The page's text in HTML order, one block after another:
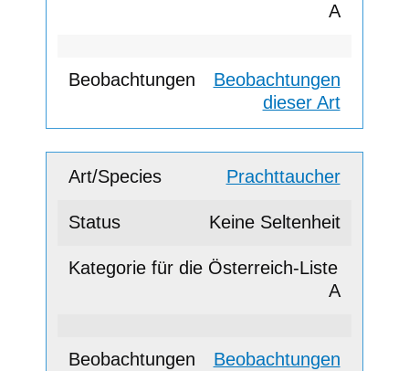
A
Beobachtungen
dieser Art
Prachttaucher
Keine Seltenheit
A
Beobachtungen